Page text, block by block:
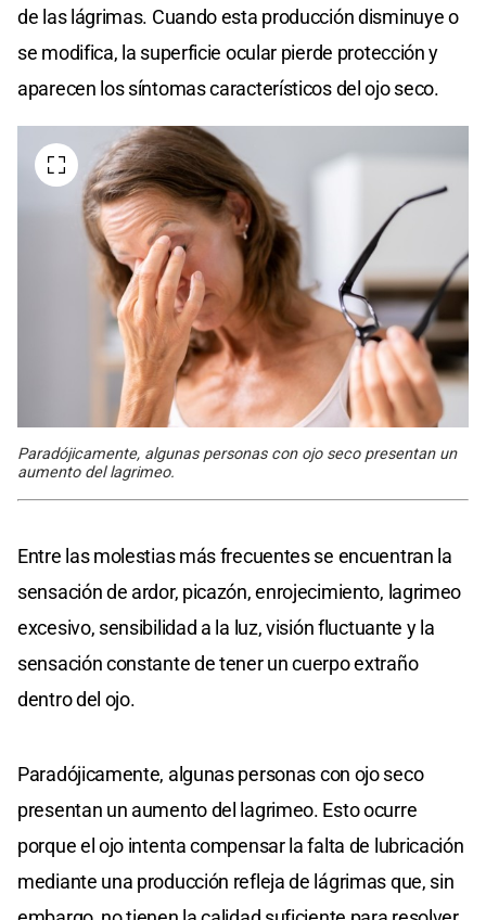
de las lágrimas. Cuando esta producción disminuye o
se modifica, la superficie ocular pierde protección y
aparecen los síntomas característicos del ojo seco.
Paradójicamente, algunas personas con ojo seco presentan un
aumento del lagrimeo.
Entre las molestias más frecuentes se encuentran la
sensación de ardor, picazón, enrojecimiento, lagrimeo
excesivo, sensibilidad a la luz, visión fluctuante y la
sensación constante de tener un cuerpo extraño
dentro del ojo.
Paradójicamente, algunas personas con ojo seco
presentan un aumento del lagrimeo. Esto ocurre
porque el ojo intenta compensar la falta de lubricación
mediante una producción refleja de lágrimas que, sin